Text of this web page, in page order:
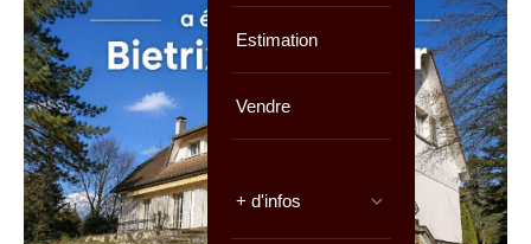
Estimation
Vendre
+ d'infos